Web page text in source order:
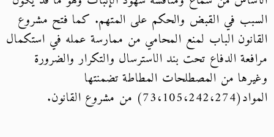
السبب في القبض والحكم على المتهم. كما فتح مشروع
القانون الباب لمنع المحامي من ممارسة عمله في استكمال
مرافعة الدفاع تحت بند الاسترسال والتكرار والضرورة
وغيرها من المصطلحات المطاطة تضمنتها
المواد(73،105،242،274) من مشروع القانون.